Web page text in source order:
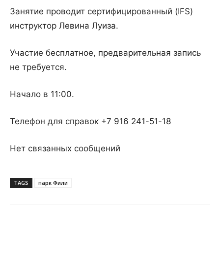
Занятие проводит сертифицированный (IFS)
инструктор Левина Луиза.
Участие бесплатное, предварительная запись
не требуется.
Начало в 11:00.
Телефон для справок +7 916 241-51-18
Нет связанных сообщений
TAGS парк Фили